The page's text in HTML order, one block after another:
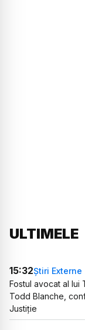
ULTIMELE
15:32Știri Externe
Fostul avocat al lui
Todd Blanche,
Justiție